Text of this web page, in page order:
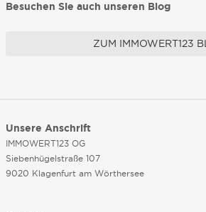
Besuchen Sie auch unseren Blog
ZUM IMMOWERT123
Unsere Anschrift
IMMOWERT123 OG
Siebenhügelstraße 107
9020 Klagenfurt am Wörthersee